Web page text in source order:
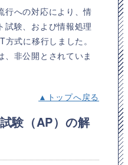
行への対応により、情
試験、および情報処理
式に移行しました。
、非公開とされていま
▲トップへ戻る
験（AP）の解